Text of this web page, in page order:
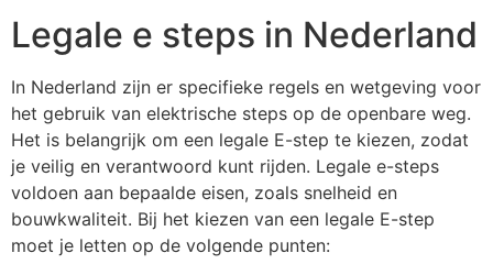
Legale e steps in Nederland
In Nederland zijn er specifieke regels en wetgeving voor
het gebruik van elektrische steps op de openbare weg.
Het is belangrijk om een legale E-step te kiezen, zodat
je veilig en verantwoord kunt rijden. Legale e-steps
voldoen aan bepaalde eisen, zoals snelheid en
bouwkwaliteit. Bij het kiezen van een legale E-step
moet je letten op de volgende punten: